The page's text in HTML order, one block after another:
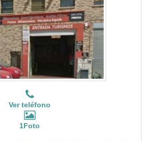
Ver teléfono
1Foto